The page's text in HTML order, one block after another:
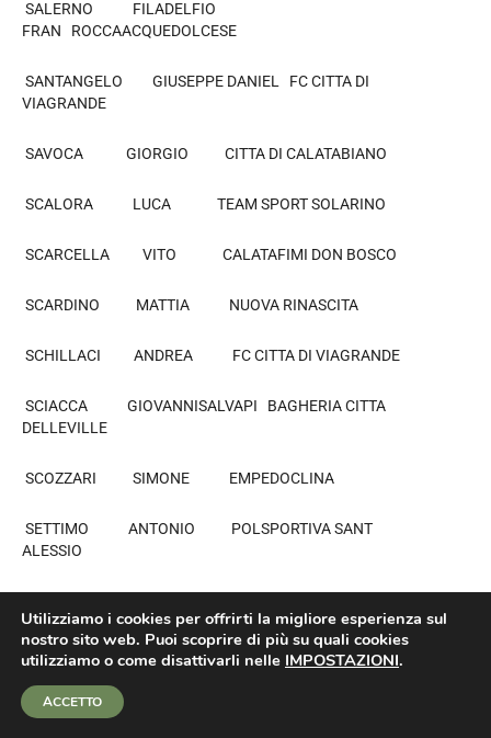
SALERNO FILADELFIO
FRAN ROCCAACQUEDOLCESE
SANTANGELO GIUSEPPE DANIEL FC CITTA DI
VIAGRANDE
SAVOCA GIORGIO CITTA DI CALATABIANO
SCALORA LUCA TEAM SPORT SOLARINO
SCARCELLA VITO CALATAFIMI DON BOSCO
SCARDINO MATTIA NUOVA RINASCITA
SCHILLACI ANDREA FC CITTA DI VIAGRANDE
SCIACCA GIOVANNISALVAPI BAGHERIA CITTA
DELLEVILLE
SCOZZARI SIMONE EMPEDOCLINA
SETTIMO ANTONIO POLSPORTIVA SANT
ALESSIO
SITTINERI AUGUSTO TORREGROTTA 1973
SPADONI CHRISTIAN BIANCAVILLA 1990
SPORTING
Utilizziamo i cookies per offrirti la migliore esperienza sul
nostro sito web. Puoi scoprire di più su quali cookies
utilizziamo o come disattivarli nelle IMPOSTAZIONI.
ACCETTO